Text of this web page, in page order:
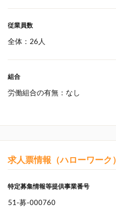
従業員数
全体：26人
組合
労働組合の有無：なし
求人票情報（ハローワーク）
特定募集情報等提供事業番号
51-募-000760